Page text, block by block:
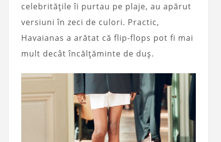
celebritățile îi purtau pe plaje, au apărut
versiuni în zeci de culori. Practic,
Havaianas a arătat că flip-flops pot fi mai
mult decât încălțăminte de duș.